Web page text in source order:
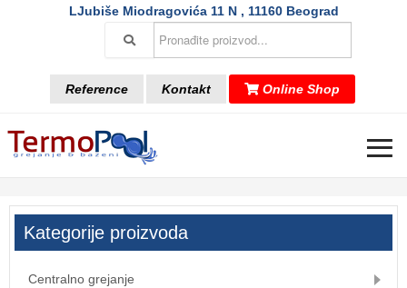
LJubiše Miodragovića 11 N , 11160 Beograd
Reference Kontakt Online Shop
≡
Kategorije proizvoda
Centralno grejanje